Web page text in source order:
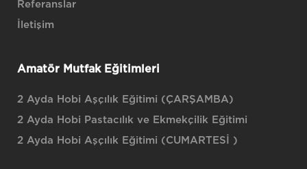
Referanslar
İletişim
Amatör Mutfak Eğitimleri
2 Ayda Hobi Aşçılık Eğitimi (ÇARŞAMBA)
2 Ayda Hobi Pastacılık ve Ekmekçilik Eğitimi
2 Ayda Hobi Aşçılık Eğitimi (CUMARTESİ )